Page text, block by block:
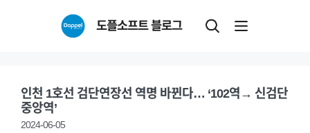
도플소프트 블로그
인천 1호선 검단연장선 역명 바뀐다… ‘102역→ 신검단
중앙역’
2024-06-05